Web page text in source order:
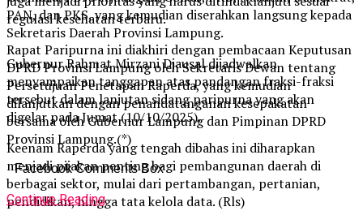
PAN, dan PKS, yang kemudian diserahkan langsung kepada
Sekretaris Daerah Provinsi Lampung.
Gubernur Rahmat Mirzani Djausal dijadwalkan
menyampaikan tanggapan atas pandangan fraksi-fraksi
tersebut dalam lanjutan sidang paripurna yang akan
digelar pada Jumat (10/10/2025).
Keenam Raperda yang tengah dibahas ini diharapkan
menjadi pijakan penting bagi pembangunan daerah di
berbagai sektor, mulai dari pertambangan, pertanian,
pendidikan, hingga tata kelola data. (Rls)
regulasi kesehatan terbaru.
Rapat Paripurna ini diakhiri dengan pembacaan Keputusan
DPRD Provinsi Lampung oleh Sekretaris Dewan tentang
Persetujuan Penetapan Raperda, yang kemudian
dilanjutkan dengan penandatanganan kesepakatan
bersama oleh Gubernur Lampung dan Pimpinan DPRD
Provinsi Lampung.(*)
Facebook Comments Box
Continue Reading